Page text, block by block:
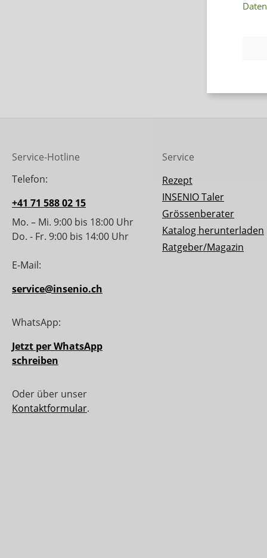
Service-Hotline
Telefon:
+41 71 588 02 15
Mo. – Mi. 9:00 bis 18:00 Uhr
Do. - Fr. 9:00 bis 14:00 Uhr
E-Mail:
service@insenio.ch
WhatsApp:
Jetzt per WhatsApp
schreiben
Oder über unser
Kontaktformular.
Service
Rezept
INSENIO Taler
Grössenberater
Katalog herunterladen
Ratgeber/Magazin